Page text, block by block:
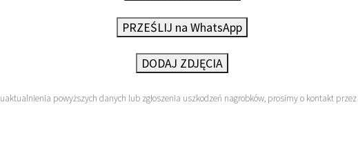
PRZEŚLIJ na WhatsApp
DODAJ ZDJĘCIA
powyższych danych lub zgłoszenia uszkodzeń nagrobków, prosimy o kontakt przez